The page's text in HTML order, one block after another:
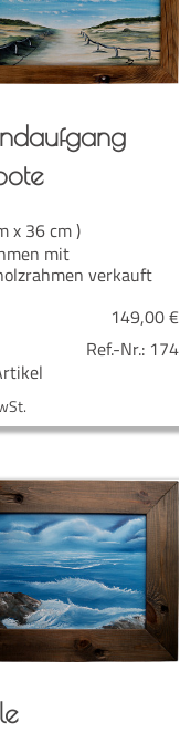
x 36 cm )
mit
verkauft
149,00€
Ref.-Nr.: 174